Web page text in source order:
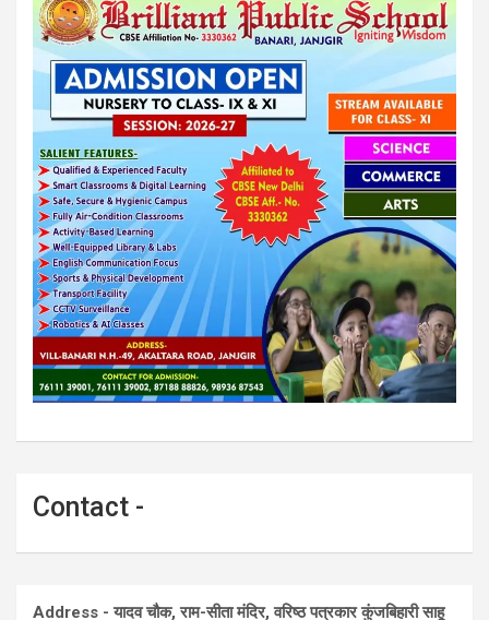
Contact -
Address - यादव चौक, राम-सीता मंदिर, वरिष्ठ पत्रकार कुंजबिहारी साहू